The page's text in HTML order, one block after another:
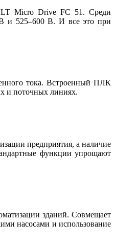
Micro Drive FC 51. Среди
В и 525–600 В. И все это при
тока. Встроенный ПЛК
и поточных линиях.
предприятия, а наличие
функции упрощают
зданий. Совмещает
насосами и использование